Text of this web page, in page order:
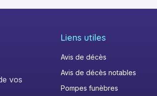
vos
Liens utiles
Avis de décès
Avis de décès notables
Pompes funèbres